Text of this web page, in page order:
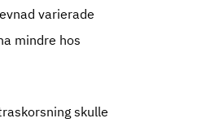
varierade
mindre hos
skulle